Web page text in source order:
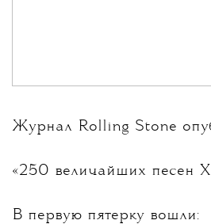
Журнал Rolling Stone
«250 величайших песен
В первую пятерку вошли: